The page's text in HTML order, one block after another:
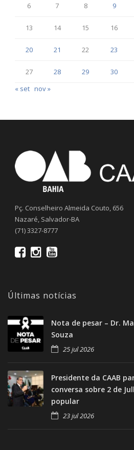
6 7 8 9
13 14 15 16
20 21 22 23
27 28 29 30
« set nov »
Pç. Conselheiro Almeida Couto, 656
Nazaré, Salvador-BA
(71) 3327-8777
Últimas notícias
Nota de pesar – Dr.
Souza
25 jul 2026
Presidente da CAAB
conversa sobre 2 de
popular
23 jul 2026